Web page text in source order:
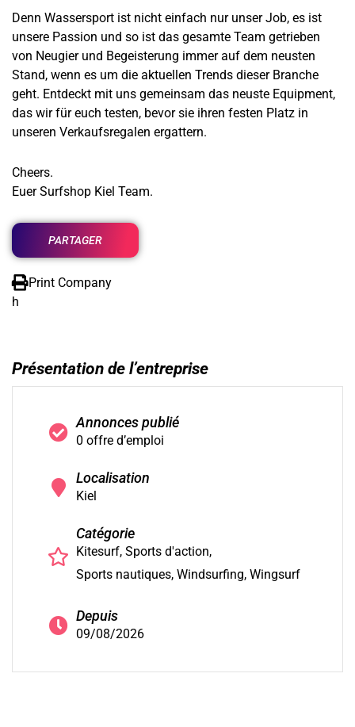
Denn Wassersport ist nicht einfach nur unser Job, es ist
unsere Passion und so ist das gesamte Team getrieben
von Neugier und Begeisterung immer auf dem neusten
Stand, wenn es um die aktuellen Trends dieser Branche
geht. Entdeckt mit uns gemeinsam das neuste Equipment,
das wir für euch testen, bevor sie ihren festen Platz in
unseren Verkaufsregalen ergattern.
Cheers.
Euer Surfshop Kiel Team.
PARTAGER
Print Company
h
Présentation de l’entreprise
Annonces publié
0 offre d’emploi
Localisation
Kiel
Catégorie
Kitesurf Sports d'action
Sports nautiques Windsurfing Wingsurf
Depuis
09/08/2026